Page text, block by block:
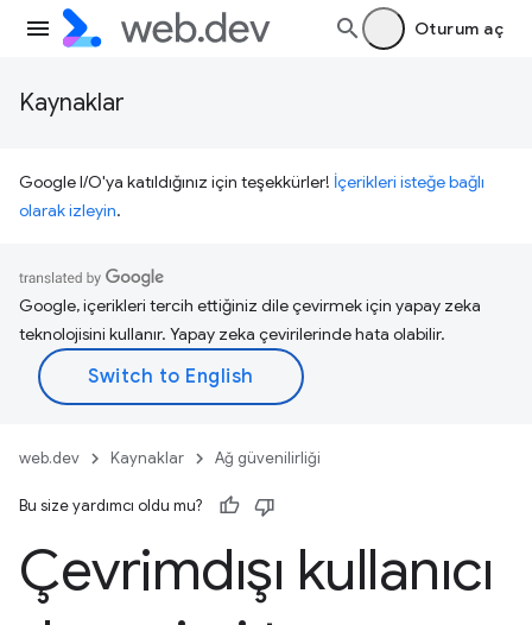
Oturum aç
Kaynaklar
Google I/O'ya katıldığınız için teşekkürler! İçerikleri isteğe bağlı
olarak izleyin.
Google, içerikleri tercih ettiğiniz dile çevirmek için yapay zeka
teknolojisini kullanır. Yapay zeka çevirilerinde hata olabilir.
web.dev Kaynaklar Ağ güvenilirliği
Bu size yardımcı oldu mu?
Çevrimdışı kullanıcı